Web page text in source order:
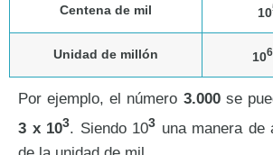
Centena de mil 10
Unidad de millón 106
Por ejemplo, el número 3.000 se
3 x 103. Siendo 103 una manera de